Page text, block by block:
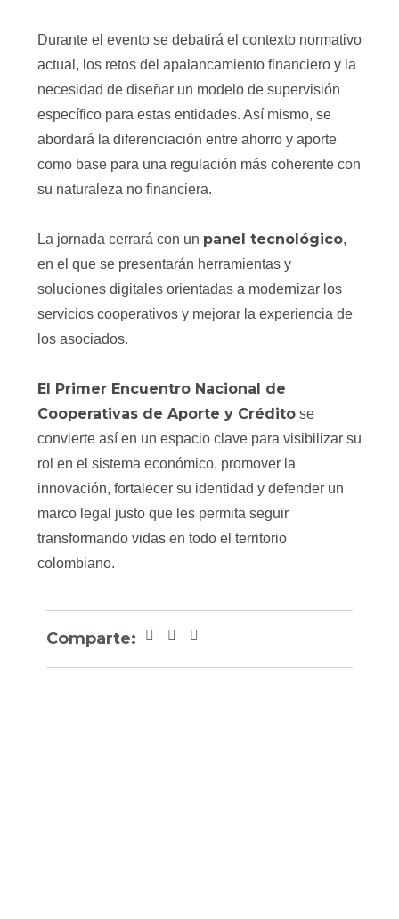
Durante el evento se debatirá el contexto normativo
actual, los retos del apalancamiento financiero y la
necesidad de diseñar un modelo de supervisión
específico para estas entidades. Así mismo, se
abordará la diferenciación entre ahorro y aporte
como base para una regulación más coherente con
su naturaleza no financiera.
La jornada cerrará con un panel tecnológico,
en el que se presentarán herramientas y
soluciones digitales orientadas a modernizar los
servicios cooperativos y mejorar la experiencia de
los asociados.
El Primer Encuentro Nacional de
Cooperativas de Aporte y Crédito se
convierte así en un espacio clave para visibilizar su
rol en el sistema económico, promover la
innovación, fortalecer su identidad y defender un
marco legal justo que les permita seguir
transformando vidas en todo el territorio
colombiano.
Comparte: